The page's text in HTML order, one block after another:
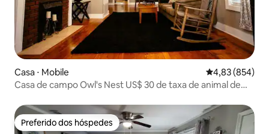
Casa ⋅ Mobile 4,83 de uma
4,83 (854)
Casa de campo Owl's Nest US$ 30 de taxa de animal de
Preferido dos hóspedes
Preferido dos hóspedes